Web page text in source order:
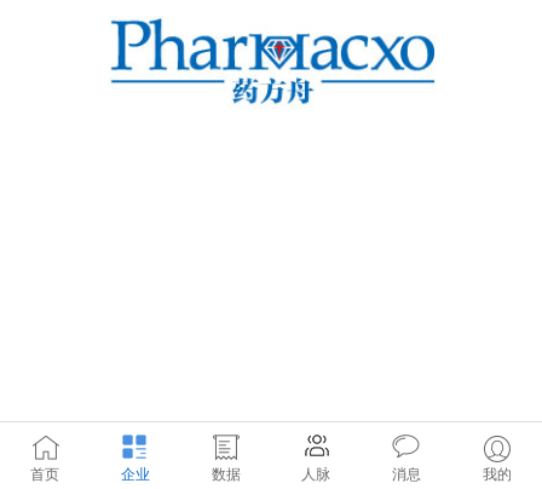
首页 企业 数据 人脉 消息 我的